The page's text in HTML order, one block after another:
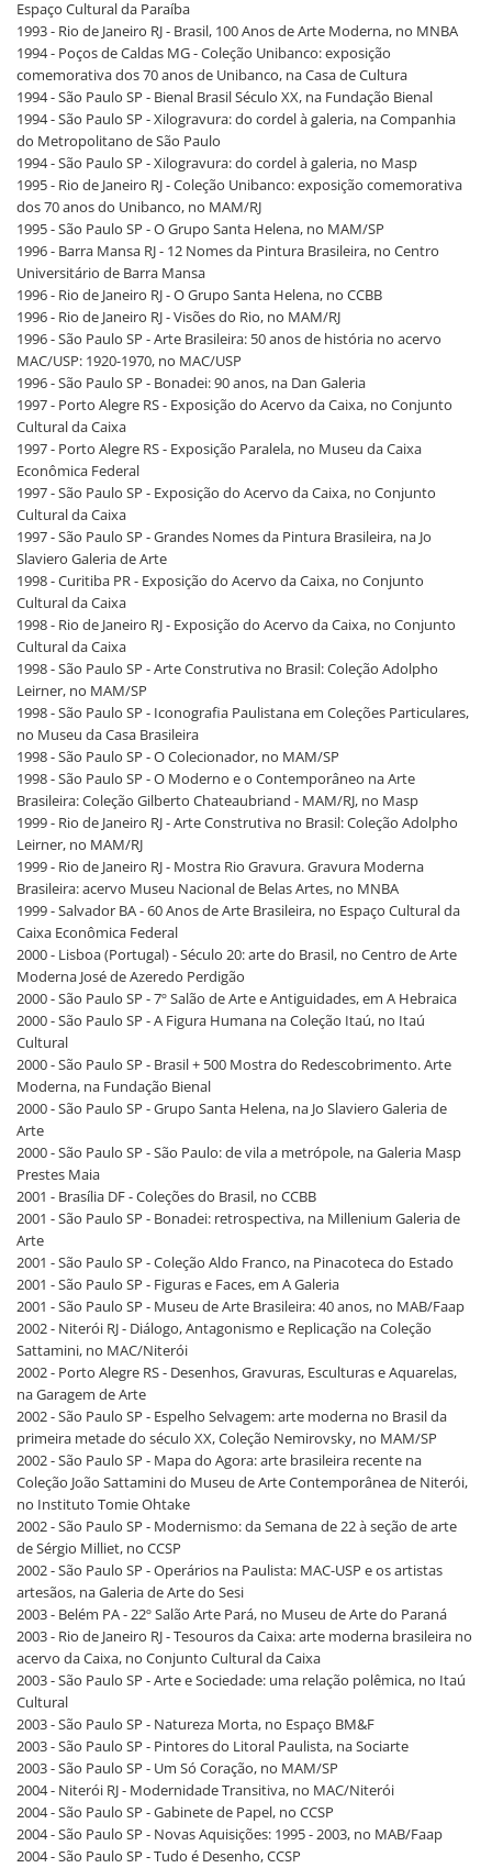
Espaço Cultural da Paraíba
1993 - Rio de Janeiro RJ - Brasil, 100 Anos de Arte Moderna, no MNBA
1994 - Poços de Caldas MG - Coleção Unibanco: exposição
comemorativa dos 70 anos de Unibanco, na Casa de Cultura
1994 - São Paulo SP - Bienal Brasil Século XX, na Fundação Bienal
1994 - São Paulo SP - Xilogravura: do cordel à galeria, na Companhia
do Metropolitano de São Paulo
1994 - São Paulo SP - Xilogravura: do cordel à galeria, no Masp
1995 - Rio de Janeiro RJ - Coleção Unibanco: exposição comemorativa
dos 70 anos do Unibanco, no MAM/RJ
1995 - São Paulo SP - O Grupo Santa Helena, no MAM/SP
1996 - Barra Mansa RJ - 12 Nomes da Pintura Brasileira, no Centro
Universitário de Barra Mansa
1996 - Rio de Janeiro RJ - O Grupo Santa Helena, no CCBB
1996 - Rio de Janeiro RJ - Visões do Rio, no MAM/RJ
1996 - São Paulo SP - Arte Brasileira: 50 anos de história no acervo
MAC/USP: 1920-1970, no MAC/USP
1996 - São Paulo SP - Bonadei: 90 anos, na Dan Galeria
1997 - Porto Alegre RS - Exposição do Acervo da Caixa, no Conjunto
Cultural da Caixa
1997 - Porto Alegre RS - Exposição Paralela, no Museu da Caixa
Econômica Federal
1997 - São Paulo SP - Exposição do Acervo da Caixa, no Conjunto
Cultural da Caixa
1997 - São Paulo SP - Grandes Nomes da Pintura Brasileira, na Jo
Slaviero Galeria de Arte
1998 - Curitiba PR - Exposição do Acervo da Caixa, no Conjunto
Cultural da Caixa
1998 - Rio de Janeiro RJ - Exposição do Acervo da Caixa, no Conjunto
Cultural da Caixa
1998 - São Paulo SP - Arte Construtiva no Brasil: Coleção Adolpho
Leirner, no MAM/SP
1998 - São Paulo SP - Iconografia Paulistana em Coleções Particulares,
no Museu da Casa Brasileira
1998 - São Paulo SP - O Colecionador, no MAM/SP
1998 - São Paulo SP - O Moderno e o Contemporâneo na Arte
Brasileira: Coleção Gilberto Chateaubriand - MAM/RJ, no Masp
1999 - Rio de Janeiro RJ - Arte Construtiva no Brasil: Coleção Adolpho
Leirner, no MAM/RJ
1999 - Rio de Janeiro RJ - Mostra Rio Gravura. Gravura Moderna
Brasileira: acervo Museu Nacional de Belas Artes, no MNBA
1999 - Salvador BA - 60 Anos de Arte Brasileira, no Espaço Cultural da
Caixa Econômica Federal
2000 - Lisboa (Portugal) - Século 20: arte do Brasil, no Centro de Arte
Moderna José de Azeredo Perdigão
2000 - São Paulo SP - 7º Salão de Arte e Antiguidades, em A Hebraica
2000 - São Paulo SP - A Figura Humana na Coleção Itaú, no Itaú
Cultural
2000 - São Paulo SP - Brasil + 500 Mostra do Redescobrimento. Arte
Moderna, na Fundação Bienal
2000 - São Paulo SP - Grupo Santa Helena, na Jo Slaviero Galeria de
Arte
2000 - São Paulo SP - São Paulo: de vila a metrópole, na Galeria Masp
Prestes Maia
2001 - Brasília DF - Coleções do Brasil, no CCBB
2001 - São Paulo SP - Bonadei: retrospectiva, na Millenium Galeria de
Arte
2001 - São Paulo SP - Coleção Aldo Franco, na Pinacoteca do Estado
2001 - São Paulo SP - Figuras e Faces, em A Galeria
2001 - São Paulo SP - Museu de Arte Brasileira: 40 anos, no MAB/Faap
2002 - Niterói RJ - Diálogo, Antagonismo e Replicação na Coleção
Sattamini, no MAC/Niterói
2002 - Porto Alegre RS - Desenhos, Gravuras, Esculturas e Aquarelas,
na Garagem de Arte
2002 - São Paulo SP - Espelho Selvagem: arte moderna no Brasil da
primeira metade do século XX, Coleção Nemirovsky, no MAM/SP
2002 - São Paulo SP - Mapa do Agora: arte brasileira recente na
Coleção João Sattamini do Museu de Arte Contemporânea de Niterói,
no Instituto Tomie Ohtake
2002 - São Paulo SP - Modernismo: da Semana de 22 à seção de arte
de Sérgio Milliet, no CCSP
2002 - São Paulo SP - Operários na Paulista: MAC-USP e os artistas
artesãos, na Galeria de Arte do Sesi
2003 - Belém PA - 22º Salão Arte Pará, no Museu de Arte do Paraná
2003 - Rio de Janeiro RJ - Tesouros da Caixa: arte moderna brasileira no
acervo da Caixa, no Conjunto Cultural da Caixa
2003 - São Paulo SP - Arte e Sociedade: uma relação polêmica, no Itaú
Cultural
2003 - São Paulo SP - Natureza Morta, no Espaço BM&F
2003 - São Paulo SP - Pintores do Litoral Paulista, na Sociarte
2003 - São Paulo SP - Um Só Coração, no MAM/SP
2004 - Niterói RJ - Modernidade Transitiva, no MAC/Niterói
2004 - São Paulo SP - Gabinete de Papel, no CCSP
2004 - São Paulo SP - Novas Aquisições: 1995 - 2003, no MAB/Faap
2004 - São Paulo SP - Tudo é Desenho, CCSP